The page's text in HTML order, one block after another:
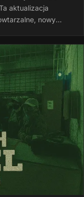
aktualizacja
nowy